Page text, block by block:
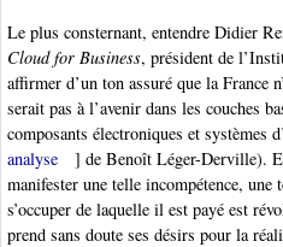
Le plus consternant, entendre Didier
Cloud for Business, président de
affirmer d’un ton assuré que la France
serait pas à l’avenir dans les couches
composants électroniques et systèmes
analyse
] de Benoît Léger-Derville).
manifester une telle incompétence,
s’occuper de laquelle il est payé est
prend sans doute ses désirs pour la